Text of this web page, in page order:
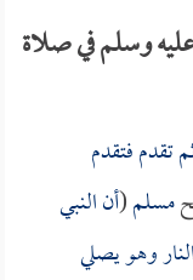
وسلم في صلاة
تقدم فتقدم
مسلم(أن النبي
وهو يصلي